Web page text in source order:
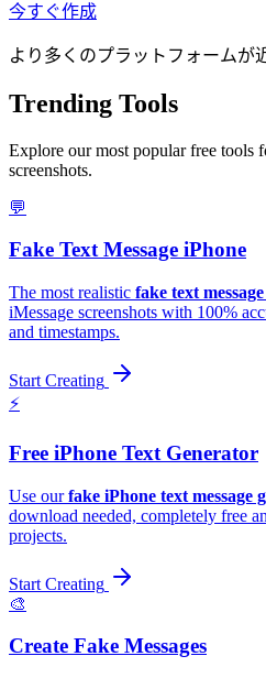
今すぐ作成
より多くのプラットフォームが
Trending Tools
Explore our most popular free tools
screenshots.
💬
Fake Text Message iPhone
The most realistic fake text
iMessage screenshots with 100%
and timestamps.
Start Creating
⚡️
Free iPhone Text Generator
Use ourfake iPhone text message
download needed, completely free
projects.
Start Creating
🎨
Create Fake Messages